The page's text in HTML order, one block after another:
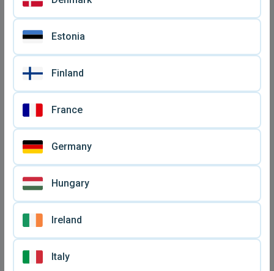
Μπιζουτιέρα vintage
20Χ15 σε άριστη
κατάσταση
€ 15
Οχταγωνη μπιζουτιέρα
Μπιζουτιέρα από μπαμπού
Estonia
Finland
France
Germany
Hungary
Ireland
Italy